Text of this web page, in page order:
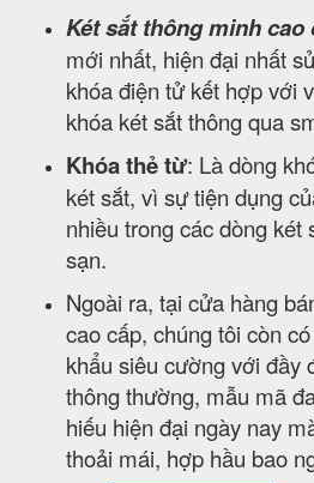
Két sắt thông minh cao
mới nhất, hiện đại nhất
khóa điện tử kết hợp với
khóa két sắt thông qua
Khóa thẻ từ: Là dòng
két sắt, vì sự tiện dụng
nhiều trong các dòng két
sạn.
Ngoài ra, tại cửa hàng
cao cấp, chúng tôi còn
khẩu siêu cường với đầy
thông thường, mẫu mã
hiếu hiện đại ngày nay
thoải mái, hợp hầu bao